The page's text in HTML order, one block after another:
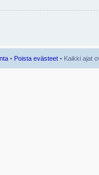
• Poista evästeet • Kaikki ajat